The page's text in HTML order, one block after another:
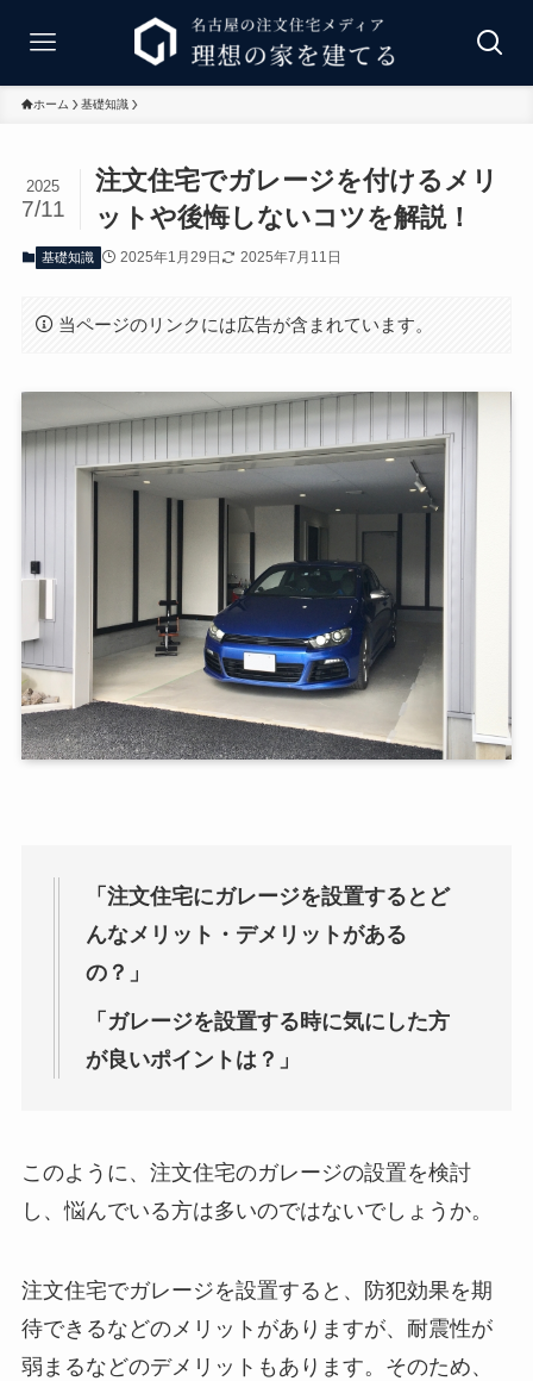
ホーム 基礎知識
注文住宅でガレージを付けるメリ
ットや後悔しないコツを解説！
2025
7/11
基礎知識 2025年1月29日 2025年7月11日
当ページのリンクには広告が含まれています。
「注文住宅にガレージを設置するとど
んなメリット・デメリットがある
の？」
「ガレージを設置する時に気にした方
が良いポイントは？」
このように、注文住宅のガレージの設置を検討
し、悩んでいる方は多いのではないでしょうか。
注文住宅でガレージを設置すると、防犯効果を期
待できるなどのメリットがありますが、耐震性が
弱まるなどのデメリットもあります。そのため、